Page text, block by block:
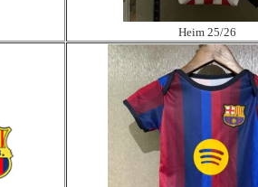
Heim 25/26